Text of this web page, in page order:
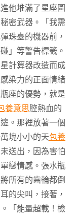
他堆滿了星座圖
密武器。「我需
珠臺的機器前，
」等警告標籤。
計算器改造而成
染力的正面情緒
座的優勢，就是
養意思腔熱血的
。那裡放著一個
塊小小的天包養
送出，因為害怕
戀情感。張水瓶
所有的齒輪都倒
的尖叫，接著，
「能量超載！檢